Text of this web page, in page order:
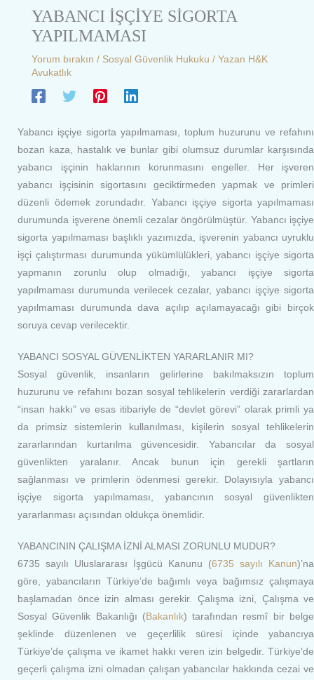
YABANCI İŞÇİYE SİGORTA
YAPILMAMASI
Yorum bırakın / Sosyal Güvenlik Hukuku / Yazan H&K
Avukatlık
Yabancı işçiye sigorta yapılmaması, toplum huzurunu ve refahını
bozan kaza, hastalık ve bunlar gibi olumsuz durumlar karşısında
yabancı işçinin haklarının korunmasını engeller. Her işveren
yabancı işçisinin sigortasını geciktirmeden yapmak ve primleri
düzenli ödemek zorundadır. Yabancı işçiye sigorta yapılmaması
durumunda işverene önemli cezalar öngörülmüştür. Yabancı işçiye
sigorta yapılmaması başlıklı yazımızda, işverenin yabancı uyruklu
işçi çalıştırması durumunda yükümlülükleri, yabancı işçiye sigorta
yapmanın zorunlu olup olmadığı, yabancı işçiye sigorta
yapılmaması durumunda verilecek cezalar, yabancı işçiye sigorta
yapılmaması durumunda dava açılıp açılamayacağı gibi birçok
soruya cevap verilecektir.
YABANCI SOSYAL GÜVENLİKTEN YARARLANIR MI?
Sosyal güvenlik, insanların gelirlerine bakılmaksızın toplum
huzurunu ve refahını bozan sosyal tehlikelerin verdiği zararlardan
“insan hakkı” ve esas itibariyle de “devlet görevi” olarak primli ya
da primsiz sistemlerin kullanılması, kişilerin sosyal tehlikelerin
zararlarından kurtarılma güvencesidir. Yabancılar da sosyal
güvenlikten yaralanır. Ancak bunun için gerekli şartların
sağlanması ve primlerin ödenmesi gerekir. Dolayısıyla yabancı
işçiye sigorta yapılmaması, yabancının sosyal güvenlikten
yararlanması açısından oldukça önemlidir.
YABANCININ ÇALIŞMA İZNİ ALMASI ZORUNLU MUDUR?
6735 sayılı Uluslararası İşgücü Kanunu (6735 sayılı Kanun)’na
göre, yabancıların Türkiye’de bağımlı veya bağımsız çalışmaya
başlamadan önce izin alması gerekir. Çalışma izni, Çalışma ve
Sosyal Güvenlik Bakanlığı (Bakanlık) tarafından resmî bir belge
şeklinde düzenlenen ve geçerlilik süresi içinde yabancıya
Türkiye’de çalışma ve ikamet hakkı veren izin belgedir. Türkiye’de
geçerli çalışma izni olmadan çalışan yabancılar hakkında cezai ve